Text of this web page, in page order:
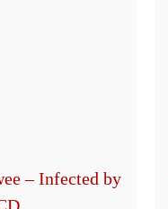
– Infected by